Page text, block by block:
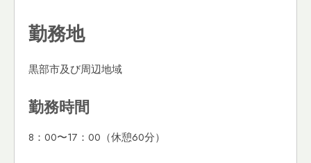
勤務地
黒部市及び周辺地域
勤務時間
8：00〜17：00（休憩60分）